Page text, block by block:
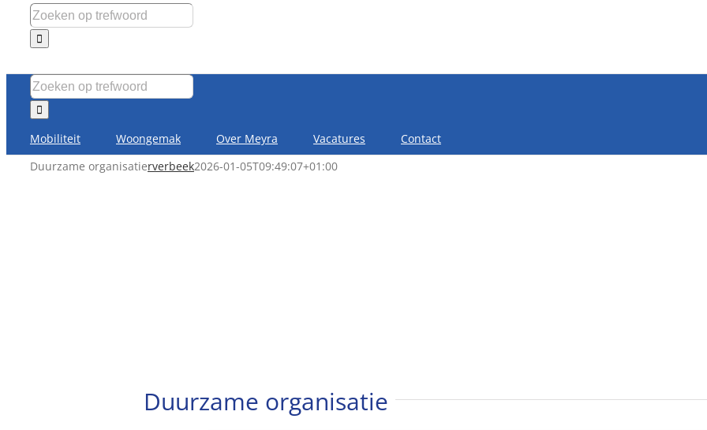
Mobiliteit Woongemak Over Meyra Vacatures
Contact
Duurzame organisatierverbeek2026-01-05T09:49:07+01:00
Duurzame organisatie